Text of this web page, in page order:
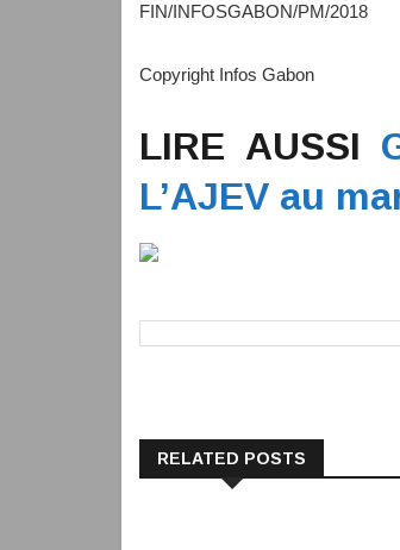
FIN/INFOSGABON/PM/2018
Copyright Infos Gabon
LIRE AUSSI
L’AJEV au
RELATED POSTS